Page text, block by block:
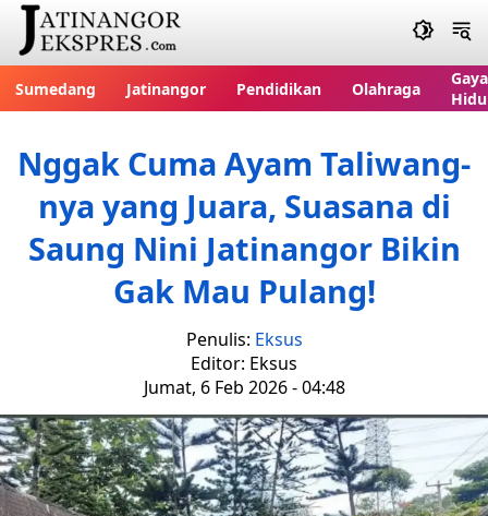
Sumedang Jatinangor Pendidikan Olahraga
Gaya
Nggak Cuma Ayam Taliwang-
nya yang Juara, Suasana di
Saung Nini Jatinangor Bikin
Gak Mau Pulang!
Penulis: Eksus
Editor: Eksus
Jumat, 6 Feb 2026 - 04:48